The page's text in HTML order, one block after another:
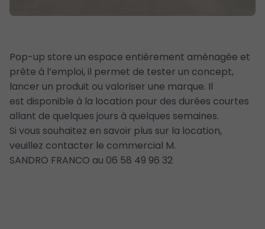
Pop-up store un espace entièrement aménagée et
prête à l’emploi, il permet de tester un concept,
lancer un produit ou valoriser une marque. Il
est disponible à la location pour des durées courtes
allant de quelques jours à quelques semaines.
Si vous souhaitez en savoir plus sur la location,
veuillez contacter le commercial M.
SANDRO FRANCO au 06 58 49 96 32